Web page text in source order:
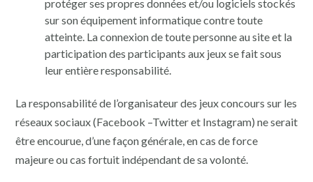
protéger ses propres données et/ou logiciels stockés
sur son équipement informatique contre toute
atteinte. La connexion de toute personne au site et la
participation des participants aux jeux se fait sous
leur entière responsabilité.
La responsabilité de l’organisateur des jeux concours sur les
réseaux sociaux (Facebook –Twitter et Instagram) ne serait
être encourue, d’une façon générale, en cas de force
majeure ou cas fortuit indépendant de sa volonté.